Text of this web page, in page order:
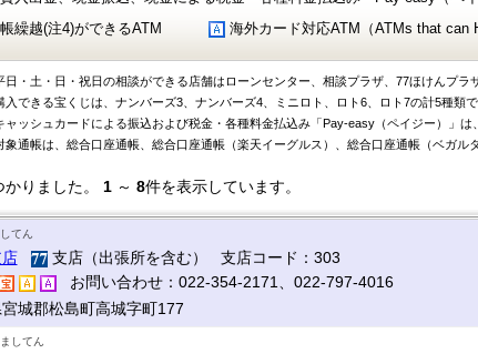
繰越(注4)ができるATM
海外カード対応ATM（ATMs that can
日・土・日・祝日の相談ができる店舗はローンセンター、相談プラザ、77ほけんプラ
入できる宝くじは、ナンバーズ3、ナンバーズ4、ミニロト、ロト6、ロト7の計5種類で
ャッシュカードによる振込および税金・各種料金払込み「Pay-easy（ペイジー）」は
象通帳は、総合口座通帳、総合口座通帳（楽天イーグルス）、総合口座通帳（ベガル
りました。 1～ 8件を表示しています。
てん
支店（出張所を含む） 支店コード：303
お問い合わせ：022-354-2171、022-797-4016
城郡松島町高城字町177
してん